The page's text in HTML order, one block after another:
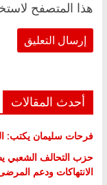
هذا المتصفح
أحدث المقالات
فرحات سليمان يكتب:
حزب التحالف الشعبي
الانتهاكات ودعم